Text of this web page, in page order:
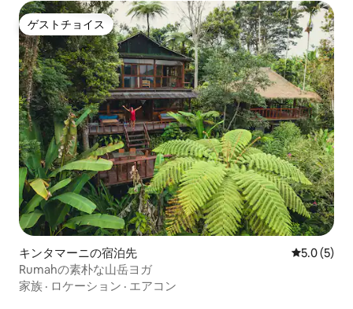
ゲストチョイス
ゲストチョイス
キンタマーニの宿泊先 レビュー5
5.0 (5)
Rumahの素朴な山岳ヨガ
家族 · ロケーション · エアコン